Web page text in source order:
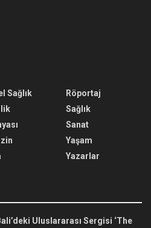
Sağlık
Röportaj
Sağlık
Sanat
Yaşam
Yazarlar
Uluslararası Sergisi ‘The